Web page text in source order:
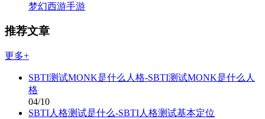
梦幻西游手游
推荐文章
更多+
SBTI测试MONK是什么人格-SBTI测试MONK是什么人
格
04/10
SBTI人格测试是什么-SBTI人格测试基本定位